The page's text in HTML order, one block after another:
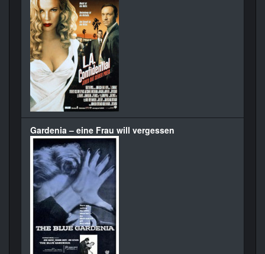
Gardenia – eine Frau will vergessen